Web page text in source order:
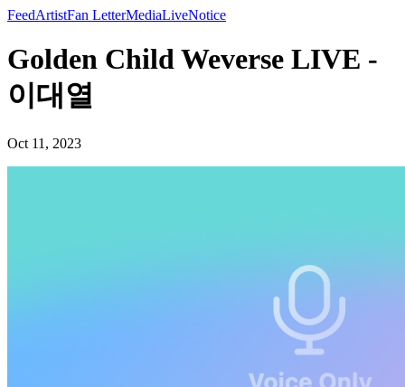
FeedArtistFan LetterMediaLiveNotice
Golden Child Weverse LIVE -
이대열
Oct 11, 2023